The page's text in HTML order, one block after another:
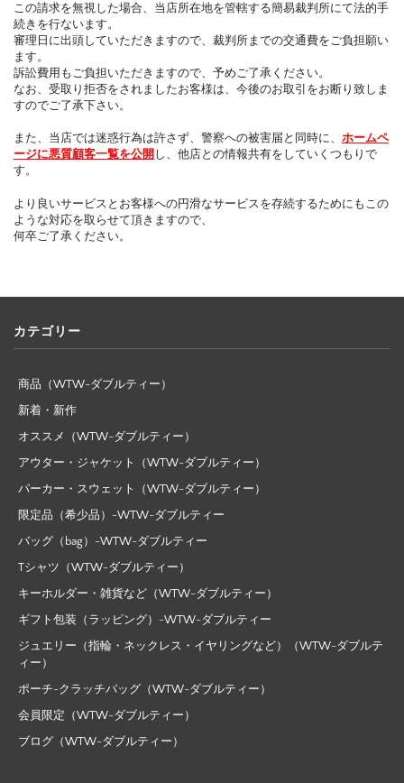
この請求を無視した場合、当店所在地を管轄する簡易裁判所にて法的手
続きを行ないます。
審理日に出頭していただきますので、裁判所までの交通費をご負担願い
ます。
訴訟費用もご負担いただきますので、予めご了承ください。
なお、受取り拒否をされましたお客様は、今後のお取引をお断り致しま
すのでご了承下さい。
また、当店では迷惑行為は許さず、警察への被害届と同時に、 ホームペ
ージに悪質顧客一覧を公開 し、他店との情報共有をしていくつもりで
す。
より良いサービスとお客様への円滑なサービスを存続するためにもこの
ような対応を取らせて頂きますので、
何卒ご了承ください。
カテゴリー
商品（WTW-ダブルティー）
新着・新作
オススメ（WTW-ダブルティー）
アウター・ジャケット（WTW-ダブルティー）
パーカー・スウェット（WTW-ダブルティー）
限定品（希少品）-WTW-ダブルティー
バッグ（bag）-WTW-ダブルティー
Tシャツ（WTW-ダブルティー）
キーホルダー・雑貨など（WTW-ダブルティー）
ギフト包装（ラッピング）-WTW-ダブルティー
ジュエリー（指輪・ネックレス・イヤリングなど）（WTW-ダブルテ
ィー）
ポーチ-クラッチバッグ（WTW-ダブルティー）
会員限定（WTW-ダブルティー）
ブログ（WTW-ダブルティー）